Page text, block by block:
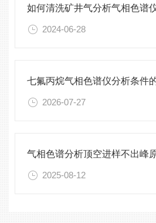
2024-06-28
2026-07-27
2025-08-12